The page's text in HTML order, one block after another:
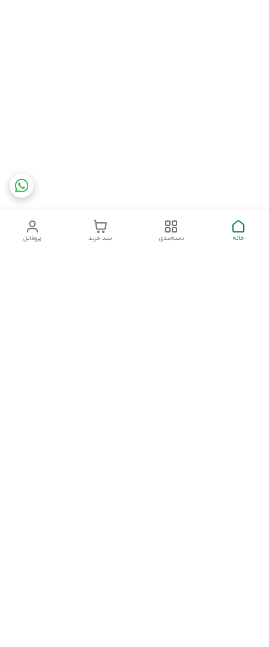
پروفایل سبد خرید دسته‌بندی خانه